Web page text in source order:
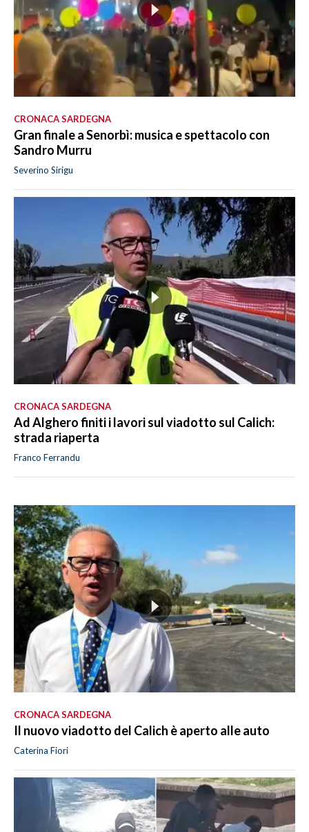
CRONACA SARDEGNA
Gran finale a Senorbì: musica e spettacolo con
Sandro Murru
Severino Sirigu
CRONACA SARDEGNA
Ad Alghero finiti i lavori sul viadotto sul Calich:
strada riaperta
Franco Ferrandu
CRONACA SARDEGNA
Il nuovo viadotto del Calich è aperto alle auto
Caterina Fiori